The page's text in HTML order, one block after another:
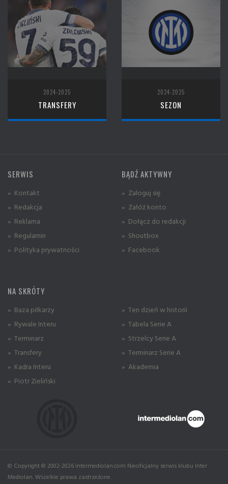
2024-2025
TRANSFERY
2024-2025
SEZON
SERWIS
» Kontakt
» Redakcja
» Reklama
» Regulamin
» Polityka prywatności
BĄDŹ AKTYWNY
» Zaloguj się
» Załóż konto
» Dołącz do redakcji
» Shoutbox
» Facebook
NA SKRÓTY
» Baza piłkarzy
» Rywale Interu
» Terminarz
» Transfery
» Kadra Interu
» Piotr Zieliński
» Ten dzień w historii
» Tabela Serie A
» Strzelcy Serie A
» Terminarz Serie A
» Akademia
© Copyright © 2002-2026 intermediolan.com Nieoficjalny serwis klubu Inter
Mediolan. Wszelkie prawa zastrzeżone.